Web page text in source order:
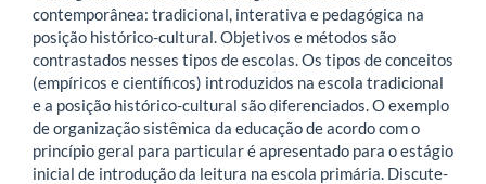
contemporânea: tradicional, interativa e pedagógica na
posição histórico-cultural. Objetivos e métodos são
contrastados nesses tipos de escolas. Os tipos de conceitos
(empíricos e científicos) introduzidos na escola tradicional
e a posição histórico-cultural são diferenciados. O exemplo
de organização sistêmica da educação de acordo com o
princípio geral para particular é apresentado para o estágio
inicial de introdução da leitura na escola primária. Discute-